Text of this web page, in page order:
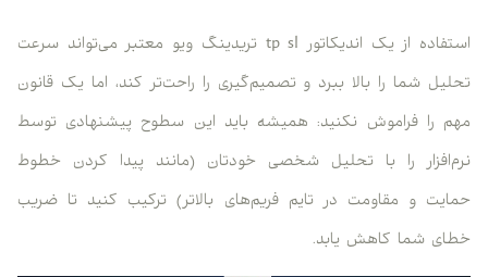
استفاده از یک اندیکاتور tp sl تریدینگ ویو معتبر می‌تواند سرعت
تحلیل شما را بالا ببرد و تصمیم‌گیری را راحت‌تر کند، اما یک قانون
مهم را فراموش نکنید: همیشه باید این سطوح پیشنهادی توسط
نرم‌افزار را با تحلیل شخصی خودتان (مانند پیدا کردن خطوط
حمایت و مقاومت در تایم فریم‌های بالاتر) ترکیب کنید تا ضریب
خطای شما کاهش یابد.